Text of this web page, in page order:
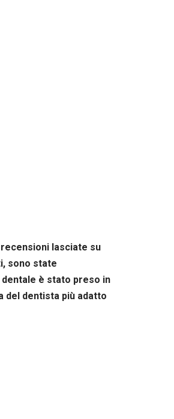
lasciate su
sono state
è stato preso in
del dentista più adatto